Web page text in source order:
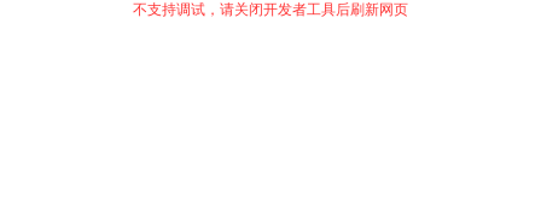
不支持调试，请关闭开发者工具后刷新网页